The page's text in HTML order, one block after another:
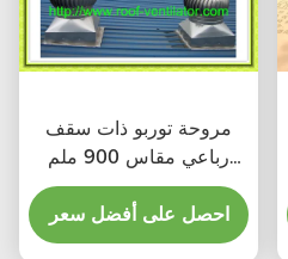
مروحة توربو ذات سقف
رباعي مقاس 900 ملم
للصلب المقاوم للصدأ
احصل على أفضل سعر